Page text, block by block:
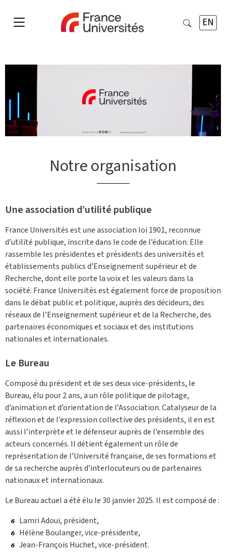
EN
Notre organisation
Une association d’utilité publique
France Universités est une association loi 1901, reconnue
d’utilité publique, inscrite dans le code de l’éducation. Elle
rassemble les présidentes et présidents des universités et
établissements publics d’Enseignement supérieur et de
Recherche, dont elle porte la voix et les valeurs dans la
société. France Universités est également force de proposition
dans le débat public et politique, auprès des décideurs, des
réseaux de l’Enseignement supérieur et de la Recherche, des
partenaires économiques et sociaux et des institutions
nationales et internationales.
Le Bureau
Composé du président et de ses deux vice-présidents, le
Bureau, élu pour 2 ans, a un rôle politique de pilotage,
d’animation et d’orientation de l’Association. Catalyseur de la
réflexion et de l’expression collective des présidents, il en est
aussi l’interprète et le défenseur auprès de l’ensemble des
acteurs concernés. Il détient également un rôle de
représentation de l’Université française, de ses formations et
de sa recherche auprès d’interlocuteurs ou de partenaires
nationaux et internationaux.
Le Bureau actuel a été élu le 30 janvier 2025. Il est composé de :
Lamri Adoui, président,
Hélène Boulanger, vice-présidente,
Jean-François Huchet, vice-président.